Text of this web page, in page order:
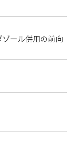
ール併用の前向